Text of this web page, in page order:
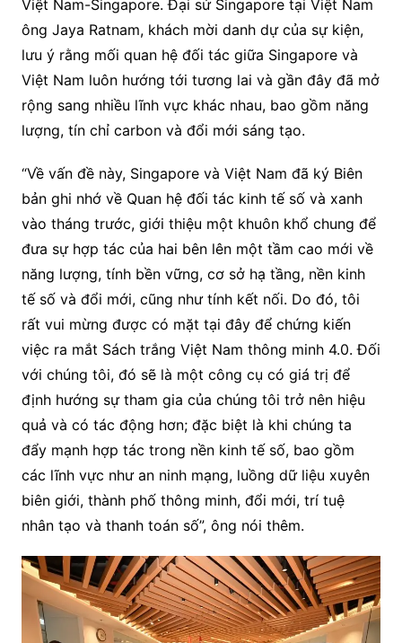
Việt Nam-Singapore. Đại sứ Singapore tại Việt Nam
ông Jaya Ratnam, khách mời danh dự của sự kiện,
lưu ý rằng mối quan hệ đối tác giữa Singapore và
Việt Nam luôn hướng tới tương lai và gần đây đã mở
rộng sang nhiều lĩnh vực khác nhau, bao gồm năng
lượng, tín chỉ carbon và đổi mới sáng tạo.
“Về vấn đề này, Singapore và Việt Nam đã ký Biên
bản ghi nhớ về Quan hệ đối tác kinh tế số và xanh
vào tháng trước, giới thiệu một khuôn khổ chung để
đưa sự hợp tác của hai bên lên một tầm cao mới về
năng lượng, tính bền vững, cơ sở hạ tầng, nền kinh
tế số và đổi mới, cũng như tính kết nối. Do đó, tôi
rất vui mừng được có mặt tại đây để chứng kiến
việc ra mắt Sách trắng Việt Nam thông minh 4.0. Đối
với chúng tôi, đó sẽ là một công cụ có giá trị để
định hướng sự tham gia của chúng tôi trở nên hiệu
quả và có tác động hơn; đặc biệt là khi chúng ta
đẩy mạnh hợp tác trong nền kinh tế số, bao gồm
các lĩnh vực như an ninh mạng, luồng dữ liệu xuyên
biên giới, thành phố thông minh, đổi mới, trí tuệ
nhân tạo và thanh toán số”, ông nói thêm.